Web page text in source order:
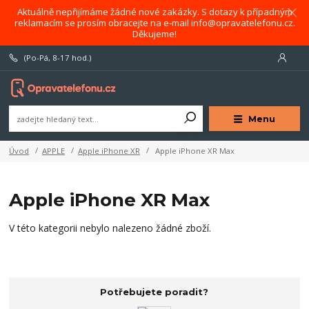
Aktuálně nepřijímáme žádné nové zakázky. S dotazy k případným
reklamacím se prosím obracejte na e-mail info@opravatelefonu.cz.
Děkujeme!
Menu
(Po-Pá, 8-17 hod.)
Úvod APPLE Apple iPhone XR Apple iPhone XR Max
Apple iPhone XR Max
V této kategorii nebylo nalezeno žádné zboží.
Potřebujete poradit?